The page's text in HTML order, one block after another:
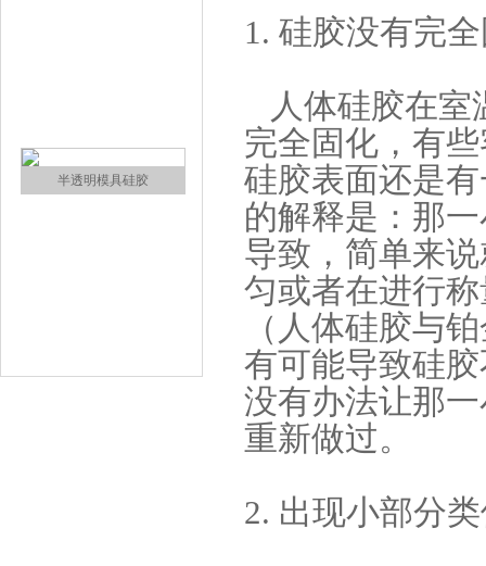
涂布硅胶
1. 硅胶没有完
人体硅胶在室
完全固化，有
硅胶表面还是
的解释是：那
导致，简单来
匀或者在进行
（人体硅胶与
有可能导致硅
没有办法让那
重新做过。
2. 出现小部分